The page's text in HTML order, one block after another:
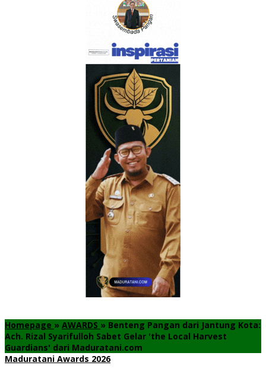
Homepage » AWARDS » Benteng Pangan dari Jantung Kota:
Ach. Rizal Syarifulloh Sabet Gelar 'the Local Harvest
Guardians' dari Maduratani.com
Maduratani Awards 2026